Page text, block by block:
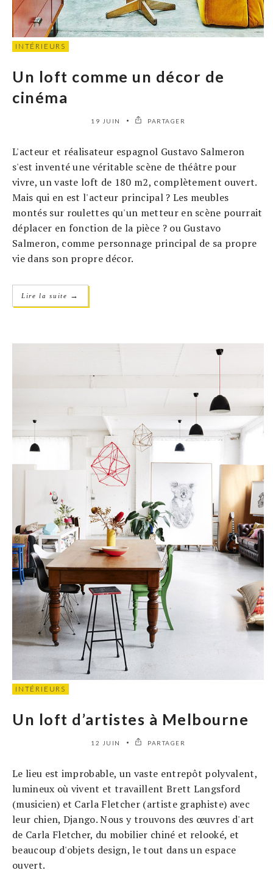
INTÉRIEURS
Un loft comme un décor de
cinéma
19 JUIN PARTAGER
L'acteur et réalisateur espagnol Gustavo Salmeron
s'est inventé une véritable scène de théâtre pour
vivre, un vaste loft de 180 m2, complètement ouvert.
Mais qui en est l'acteur principal ? Les meubles
montés sur roulettes qu'un metteur en scène pourrait
déplacer en fonction de la pièce ? ou Gustavo
Salmeron, comme personnage principal de sa propre
vie dans son propre décor.
Lire la suite →
INTÉRIEURS
Un loft d’artistes à Melbourne
12 JUIN PARTAGER
Le lieu est improbable, un vaste entrepôt polyvalent,
lumineux où vivent et travaillent Brett Langsford
(musicien) et Carla Fletcher (artiste graphiste) avec
leur chien, Django. Nous y trouvons des œuvres d'art
de Carla Fletcher, du mobilier chiné et relooké, et
beaucoup d'objets design, le tout dans un espace
ouvert.